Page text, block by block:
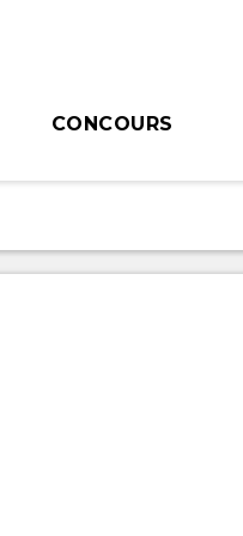
CONCOURS